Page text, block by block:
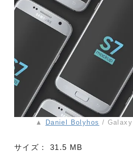
▲ Daniel Bolyhos / Galaxy
サイズ： 31.5 MB